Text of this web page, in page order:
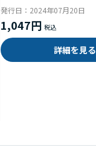
発行日： 2024年07月20日
1,047円
詳細を見る